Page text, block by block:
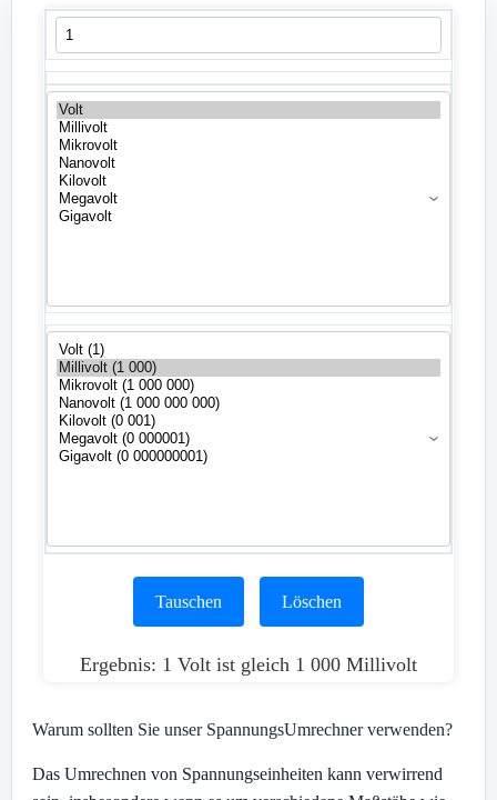
Tauschen Löschen
Ergebnis: 1 Volt ist gleich 1 000 Millivolt
Warum sollten Sie unser SpannungsUmrechner verwenden?
Das Umrechnen von Spannungseinheiten kann verwirrend